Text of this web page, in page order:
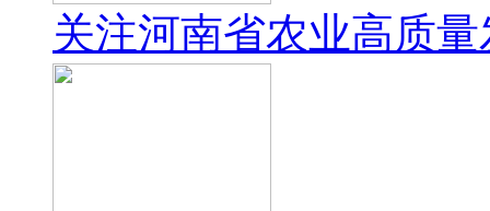
关注河南省农业高质